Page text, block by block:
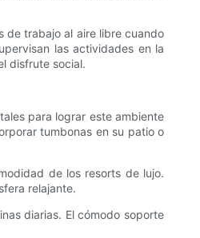
de trabajo al aire libre cuando
las actividades en la
disfrute social.
para lograr este ambiente
tumbonas en su patio o
de los resorts de lujo.
relajante.
diarias. El cómodo soporte